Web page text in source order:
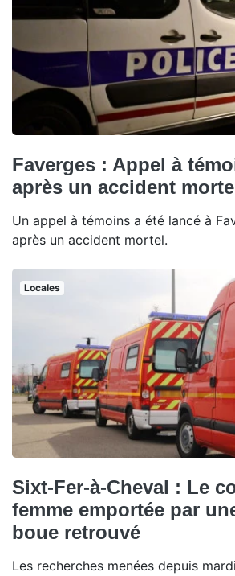
Faverges : Appel à
après un accident
Un appel à témoins a été lancé à
après un accident mortel.
Locales
Sixt-Fer-à-Cheval : Le
femme emportée par
boue retrouvé
Les recherches menées depuis